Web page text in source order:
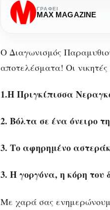
αποτελέσματα
του
Παραμυθιού
ΓΡΆΦΕΙ
MAX MAGAZINE
Ο Διαγωνισμός
αποτελέσματα! Οι νικητές
1.Η Πριγκίπισσα
2. Βόλτα σε ένα όνειρο
3. Το αφηρημένο
3. Η γοργόνα, η κόρη του
Με χαρά σας